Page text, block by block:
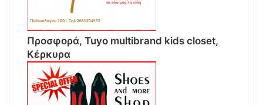
Προσφορά, Tuyo multibrand kids closet,
Κέρκυρα